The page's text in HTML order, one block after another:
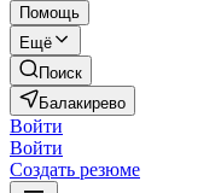
Помощь
Ещё
Поиск
Балакирево
Войти
Войти
Создать резюме